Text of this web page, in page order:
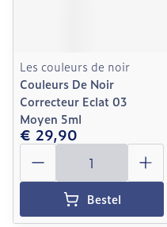
Les couleurs de noir
Couleurs De Noir
Correcteur Eclat 03
Moyen 5ml
€ 29,90
Aantal
Bestel